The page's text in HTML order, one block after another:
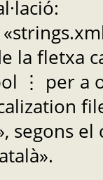
la fletxa
⋮ per a
segons el